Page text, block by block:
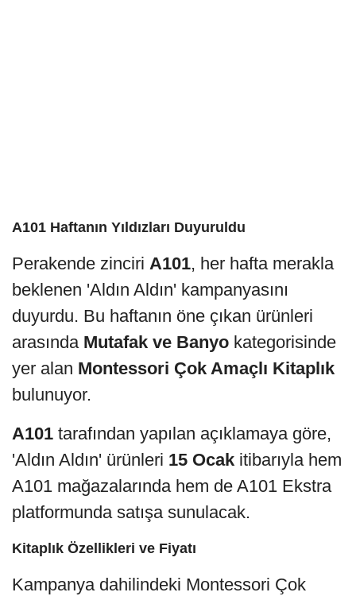
A101 Haftanın Yıldızları Duyuruldu
Perakende zinciri A101, her hafta merakla
beklenen 'Aldın Aldın' kampanyasını
duyurdu. Bu haftanın öne çıkan ürünleri
arasında Mutafak ve Banyo kategorisinde
yer alan Montessori Çok Amaçlı Kitaplık
bulunuyor.
A101 tarafından yapılan açıklamaya göre,
'Aldın Aldın' ürünleri 15 Ocak itibarıyla hem
A101 mağazalarında hem de A101 Ekstra
platformunda satışa sunulacak.
Kitaplık Özellikleri ve Fiyatı
Kampanya dahilindeki Montessori Çok